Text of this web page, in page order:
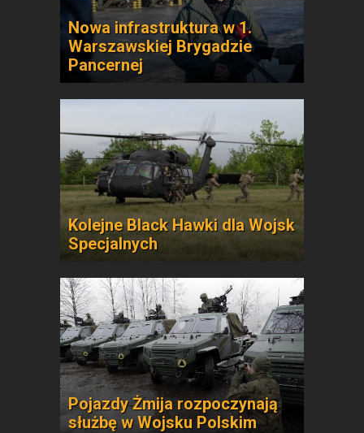
Nowa infrastruktura w 1.
Warszawskiej Brygadzie
Pancernej
Kolejne Black Hawki dla Wojsk
Specjalnych
Pojazdy Żmija rozpoczynają
służbę w Wojsku Polskim